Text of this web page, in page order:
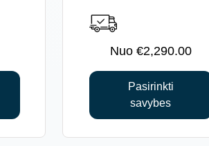
€2,290.00
Pasirinkti
savybes
The
be
chosen